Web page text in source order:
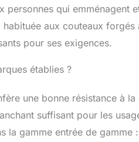
Si vous n'êtes pas
profitez de préparer de délicieux
vous y aideront !
qui emménagent
aux couteaux forgés
pour ses exigences.
établies ?
une bonne résistance à
suffisant pour les
la gamme entrée de gamme